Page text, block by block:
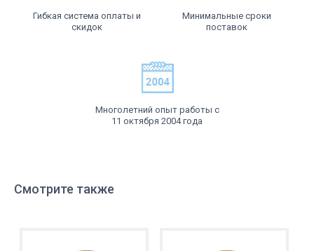
Гибкая система оплаты и
скидок
Минимальные сроки
поставок
Многолетний опыт работы с
11 октября 2004 года
Смотрите также